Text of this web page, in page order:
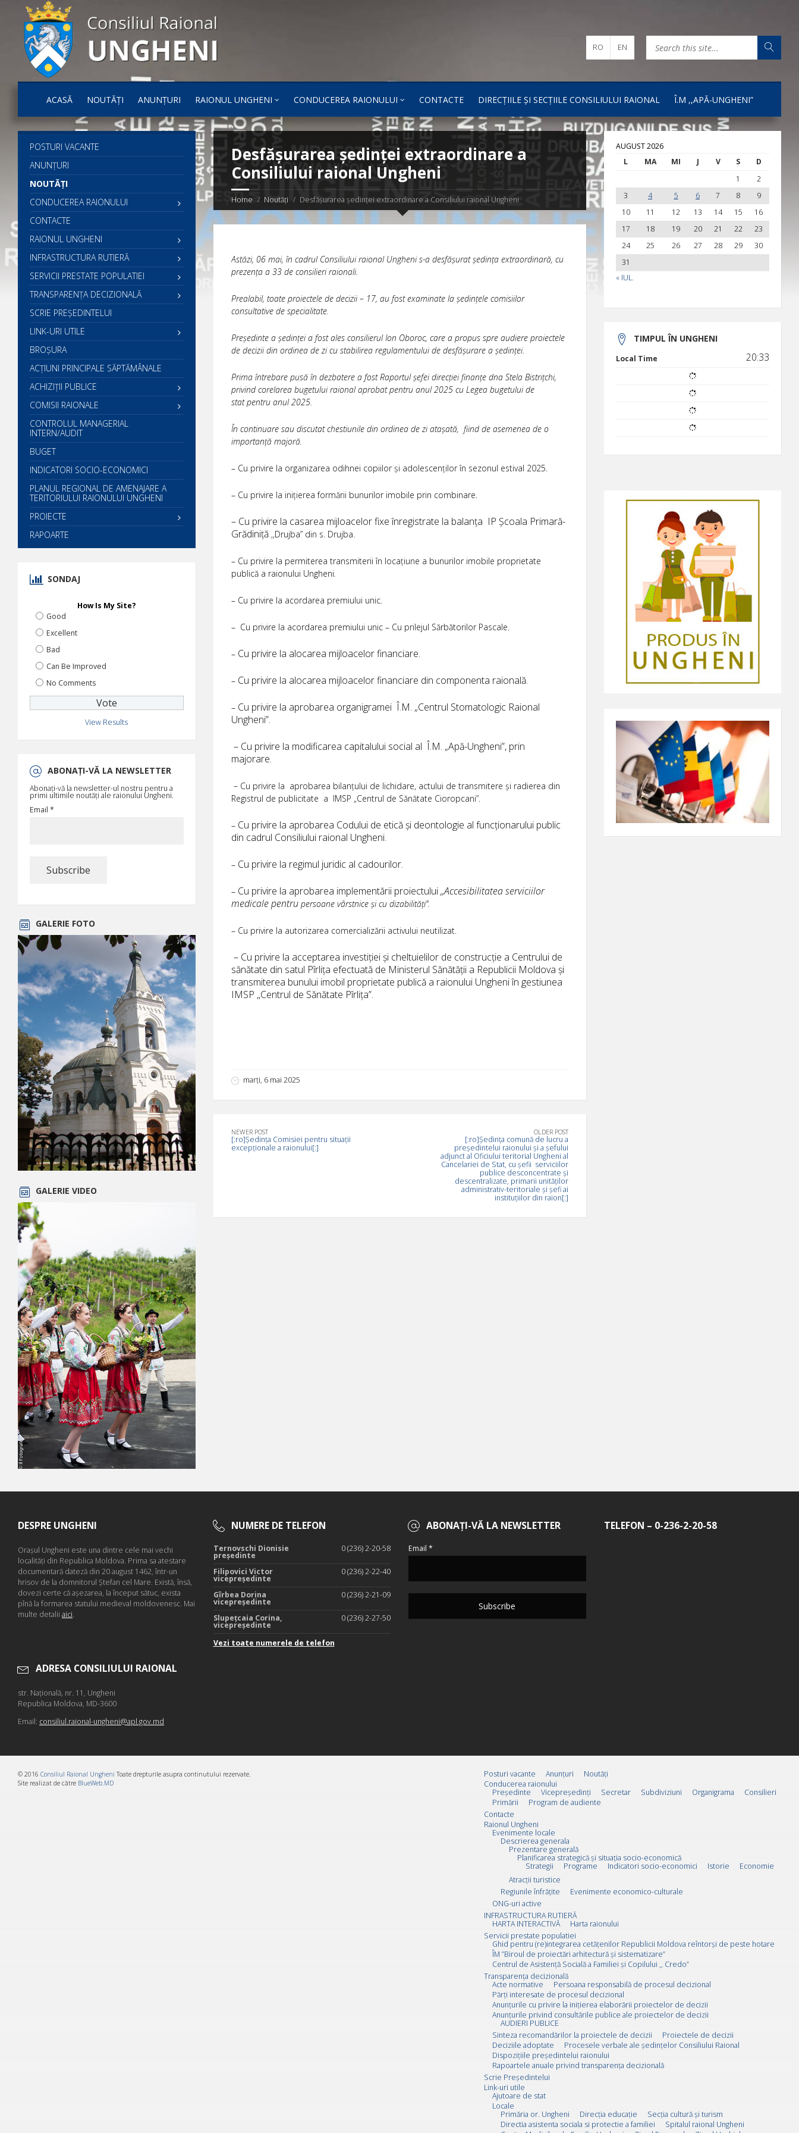
ACASĂ NOUTĂȚI ANUNȚURI RAIONUL UNGHENI CONDUCEREA RAIONULUI CONTACTE DIRECȚIILE ȘI SECȚIILE CONSILIULUI RAIONAL Î.M ,,APĂ-UNGHENI”
RO EN
Desfășurarea ședinței extraordinare a
Consiliului raional Ungheni
Home Noutăți Desfășurarea ședinței extraordinare a Consiliului raional Ungheni
Astăzi, 06 mai, în cadrul Consiliului raional Ungheni s-a desfășurat ședința extraordinară, cu
prezența a 33 de consilieri raionali.
Prealabil, toate proiectele de decizii – 17, au fost examinate la ședințele comisiilor
consultative de specialitate.
Președinte a ședinței a fost ales consilierul Ion Oboroc, care a propus spre audiere proiectele
de decizii din ordinea de zi cu stabilirea regulamentului de desfășurare a ședinței.
Prima întrebare pusă în dezbatere a fost Raportul șefei direcției finanțe dna Stela Bistrițchi,
privind corelarea bugetului raional aprobat pentru anul 2025 cu Legea bugetului de
stat pentru anul 2025.
În continuare sau discutat chestiunile din ordinea de zi atașată, fiind de asemenea de o
importanță majoră.
– Cu privire la organizarea odihnei copiilor și adolescenților în sezonul estival 2025.
– Cu privire la inițierea formării bunurilor imobile prin combinare.
– Cu privire la casarea mijloacelor fixe înregistrate la balanța IP Școala Primară-
Grădiniță ,,Drujba” din s. Drujba.
– Cu privire la permiterea transmiterii în locațiune a bunurilor imobile proprietate
publică a raionului Ungheni.
– Cu privire la acordarea premiului unic.
– Cu privire la acordarea premiului unic – Cu prilejul Sărbătorilor Pascale.
– Cu privire la alocarea mijloacelor financiare.
– Cu privire la alocarea mijloacelor financiare din componenta raională.
– Cu privire la aprobarea organigramei Î.M. „Centrul Stomatologic Raional
Ungheni”.
– Cu privire la modificarea capitalului social al Î.M. „Apă-Ungheni”, prin
majorare.
– Cu privire la aprobarea bilanțului de lichidare, actului de transmitere și radierea din
Registrul de publicitate a IMSP „Centrul de Sănătate Cioropcani”.
– Cu privire la aprobarea Codului de etică și deontologie al funcționarului public
din cadrul Consiliului raional Ungheni.
– Cu privire la regimul juridic al cadourilor.
– Cu privire la aprobarea implementării proiectului,,Accesibilitatea serviciilor
medicale pentru persoane vârstnice și cu dizabilități”.
– Cu privire la autorizarea comercializării activului neutilizat.
– Cu privire la acceptarea investiției și cheltuielilor de construcție a Centrului de
sănătate din satul Pîrlița efectuată de Ministerul Sănătății a Republicii Moldova și
transmiterea bunului imobil proprietate publică a raionului Ungheni în gestiunea
IMSP ,,Centrul de Sănătate Pîrlița”.
marți, 6 mai 2025
NEWER POST
[:ro]Ședința Comisiei pentru situații
excepționale a raionului[:]
OLDER POST
[:ro]Ședinţa comună de lucru a
președintelui raionului și a şefului
adjunct al Oficiului teritorial Ungheni al
Cancelariei de Stat, cu şefii serviciilor
publice desconcentrate și
descentralizate, primarii unităților
administrativ-teritoriale și șefi ai
instituțiilor din raion[:]
POSTURI VACANTE
ANUNȚURI
NOUTĂȚI
CONDUCEREA RAIONULUI
CONTACTE
RAIONUL UNGHENI
INFRASTRUCTURA RUTIERĂ
SERVICII PRESTATE POPULATIEI
TRANSPARENȚA DECIZIONALĂ
SCRIE PREŞEDINTELUI
LINK-URI UTILE
BROȘURA
ACŢIUNI PRINCIPALE SĂPTĂMÂNALE
ACHIZIȚII PUBLICE
COMISII RAIONALE
CONTROLUL MANAGERIAL
INTERN/AUDIT
BUGET
INDICATORI SOCIO-ECONOMICI
PLANUL REGIONAL DE AMENAJARE A
TERITORIULUI RAIONULUI UNGHENI
PROIECTE
RAPOARTE
SONDAJ
How Is My Site?
Good
Excellent
Bad
Can Be Improved
No Comments
View Results
ABONAȚI-VĂ LA NEWSLETTER
Abonați-vă la newsletter-ul nostru pentru a
primi ultimile noutăți ale raionului Ungheni.
Email *
GALERIE FOTO
GALERIE VIDEO
AUGUST 2026
L
MA MI J V S D
« IUL.
1
2
3
4 5 6 7 8
9
10
11 12 13 14 15
16
17
18 19 20 21 22
23
24
25 26 27 28 29
30
31
TIMPUL ÎN UNGHENI
Local Time 20:33
DESPRE UNGHENI
Oraşul Ungheni este una dintre cele mai vechi
localităţi din Republica Moldova. Prima sa atestare
documentară dateză din 20 august 1462, într-un
hrisov de la domnitorul Ştefan cel Mare. Există, însă,
dovezi certe că aşezarea, la început sătuc, exista
pînă la formarea statului medieval moldovenesc. Mai
multe detalii aici.
NUMERE DE TELEFON
Ternovschi Dionisie
președinte
0 (236) 2-20-58
Filipovici Victor
vicepreședinte
0 (236) 2-22-40
Gîrbea Dorina
vicepreședinte
0 (236) 2-21-09
Slupețcaia Corina,
vicepreședinte
0 (236) 2-27-50
Vezi toate numerele de telefon
ABONAȚI-VĂ LA NEWSLETTER
Email *
TELEFON – 0-236-2-20-58
ADRESA CONSILIULUI RAIONAL
str. Naţională, nr. 11, Ungheni
Republica Moldova, MD-3600
Email: consiliul.raional-ungheni@apl.gov.md
Posturi vacante Anunțuri
Noutăți
Conducerea raionului
Preşedinte
Vicepreşedinţi Secretar Subdiviziuni Organigrama
Consilieri
Primării
Program de audiente
Contacte
Raionul Ungheni
Evenimente locale
Descrierea generala
Prezentare generală
Planificarea strategică și situația socio-economică
Strategii
Programe Indicatori socio-economici Istorie
Economie
Atracții turistice
Regiunile înfrățite
Evenimente economico-culturale
ONG-uri active
INFRASTRUCTURA RUTIERĂ
HARTA INTERACTIVĂ
Harta raionului
Servicii prestate populatiei
Ghid pentru (re)integrarea cetățenilor Republicii Moldova reîntorși de peste hotare
ÎM ”Biroul de proiectări arhitectură și sistematizare”
Centrul de Asistență Socială a Familiei și Copilului ,, Credo”
Transparența decizională
Acte normative
Persoana responsabilă de procesul decizional
Părți interesate de procesul decizional
Anunțurile cu privire la inițierea elaborării proiectelor de decizii
Anunțurile privind consultările publice ale proiectelor de decizii
AUDIERI PUBLICE
Sinteza recomandărilor la proiectele de decizii
Proiectele de decizii
Deciziile adoptate
Procesele verbale ale ședințelor Consiliului Raional
Dispozițiile președintelui raionului
Rapoartele anuale privind transparența decizională
Scrie Preşedintelui
Link-uri utile
Ajutoare de stat
Locale
Primăria or. Ungheni
Direcția educație
Secția cultură și turism
Directia asistenta sociala si protectie a familiei
Spitalul raional Ungheni
© 2016 Consiliul Raional Ungheni Toate drepturile asupra continutului rezervate.
Site realizat de către BlueWeb.MD